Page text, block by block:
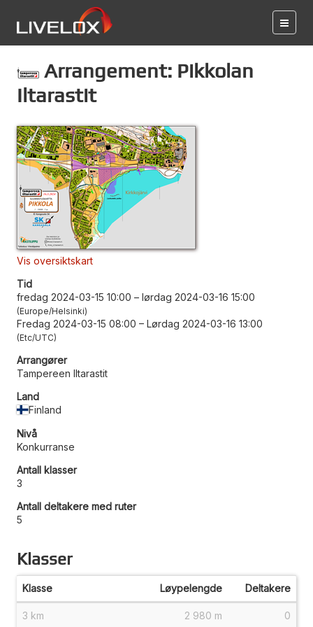
Arrangement: Pikkolan
Iltarastit
Vis oversiktskart
Tid
fredag 2024-03-15 10:00 – lørdag 2024-03-16 15:00
Europe/Helsinki
Fredag 2024-03-15 08:00 – Lørdag 2024-03-16 13:00
Etc/UTC
Arrangører
Tampereen Iltarastit
Land
Finland
Nivå
Konkurranse
Antall klasser
3
Antall deltakere med ruter
5
Klasser
Klasse Løypelengde Deltakere
3 km 2 980 m 0